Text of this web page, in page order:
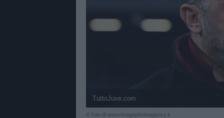
TuttoJuve.com
© foto di www.imagephotoagency.it